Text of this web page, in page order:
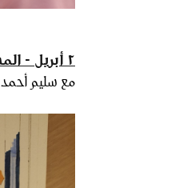
٢ أبريل - المشغولات الخشبية
مع سليم أحمد